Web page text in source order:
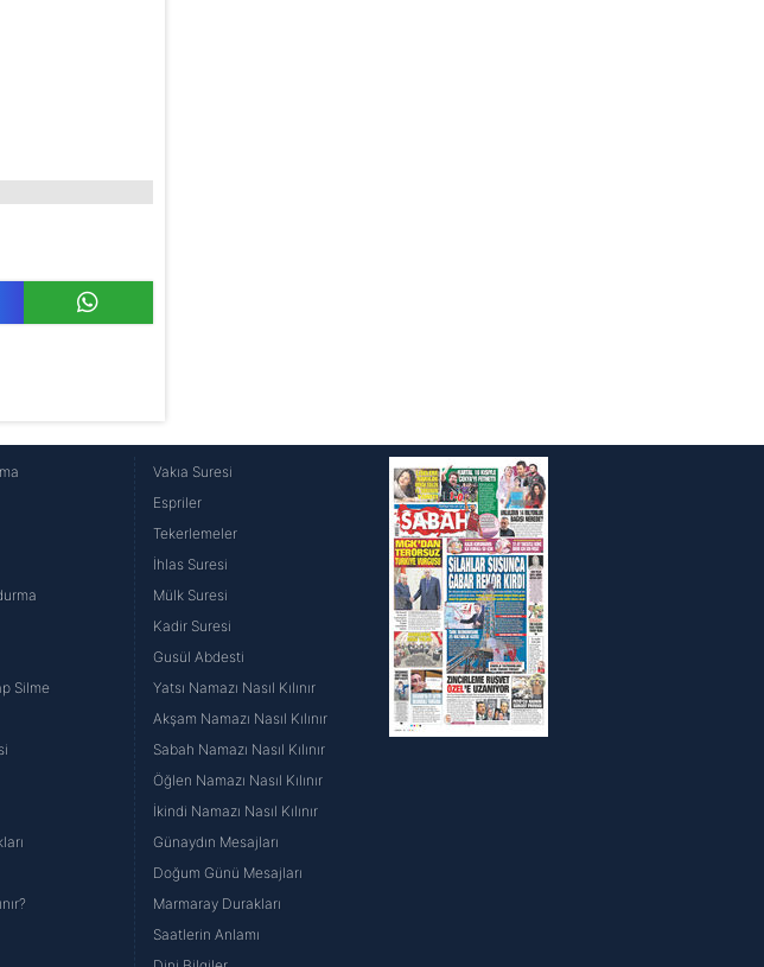
Silme
Vakıa Suresi
Espriler
Tekerlemeler
İhlas Suresi
Mülk Suresi
Kadir Suresi
Gusül Abdesti
Yatsı Namazı Nasıl Kılınır
Akşam Namazı Nasıl Kılınır
Sabah Namazı Nasıl Kılınır
Öğlen Namazı Nasıl Kılınır
İkindi Namazı Nasıl Kılınır
Günaydın Mesajları
Doğum Günü Mesajları
Marmaray Durakları
Saatlerin Anlamı